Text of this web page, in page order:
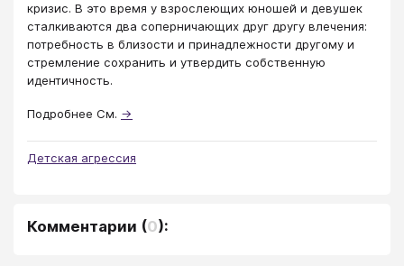
кризис. В это время у взрослеющих юношей и девушек
сталкиваются два соперничающих друг другу влечения:
потребность в близости и принадлежности другому и
стремление сохранить и утвердить собственную
идентичность.
Подробнее См. →
Детская агрессия
Комментарии (0):